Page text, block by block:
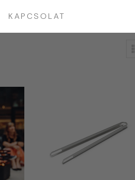
KAPCSOLAT